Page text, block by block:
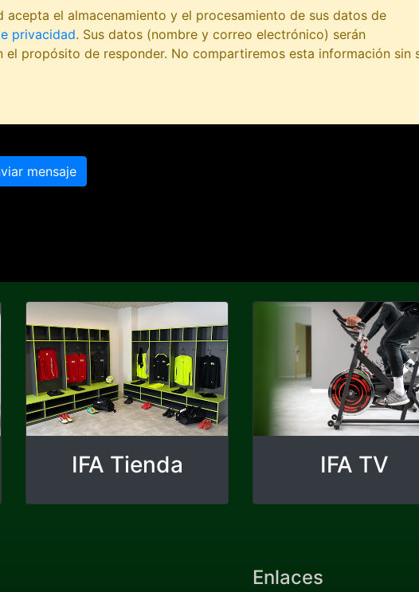
acepta el almacenamiento y el procesamiento de sus datos de
privacidad. Sus datos (nombre y correo electrónico) serán
el propósito de responder. No compartiremos esta información sin
IFA Tienda IFA TV
Enlaces